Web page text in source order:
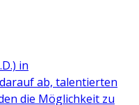
in
ab, talentierten
die Möglichkeit zu